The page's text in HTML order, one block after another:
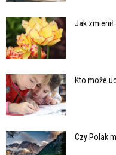
Jak
Kto może
Czy Polak